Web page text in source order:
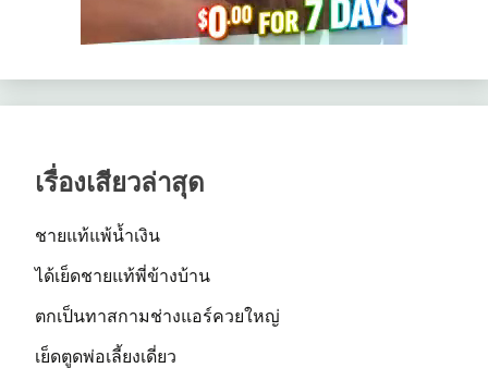
เรื่องเสียวล่าสุด
ชายแท้แพ้น้ำเงิน
ได้เย็ดชายแท้พี่ข้างบ้าน
ตกเป็นทาสกามช่างแอร์ควยใหญ่
เย็ดตูดพ่อเลี้ยงเดี่ยว